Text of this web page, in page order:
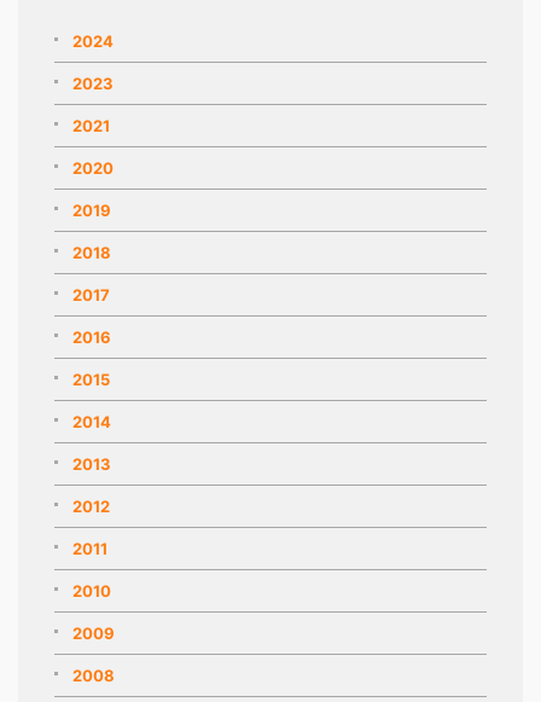
2024
2023
2021
2020
2019
2018
2017
2016
2015
2014
2013
2012
2011
2010
2009
2008